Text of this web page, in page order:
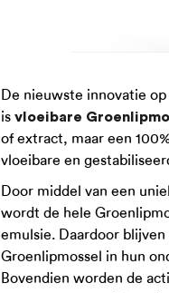
De nieuwste innovatie
is vloeibare
of extract, maar een
vloeibare en
Door middel van een
wordt de hele
emulsie. Daardoor
Groenlipmossel in hun
Bovendien worden de